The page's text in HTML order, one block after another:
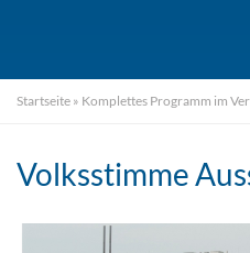
Startseite » Komplettes Programm im
Volksstimme